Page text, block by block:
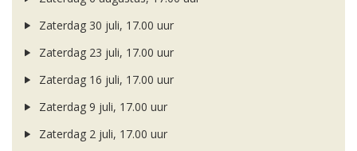
Zaterdag 30 juli, 17.00 uur
Zaterdag 23 juli, 17.00 uur
Zaterdag 16 juli, 17.00 uur
Zaterdag 9 juli, 17.00 uur
Zaterdag 2 juli, 17.00 uur